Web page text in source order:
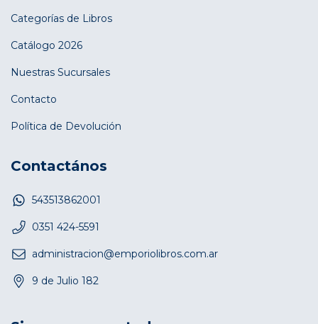
Categorías de Libros
Catálogo 2026
Nuestras Sucursales
Contacto
Política de Devolución
Contactános
543513862001
0351 424-5591
administracion@emporiolibros.com.ar
9 de Julio 182